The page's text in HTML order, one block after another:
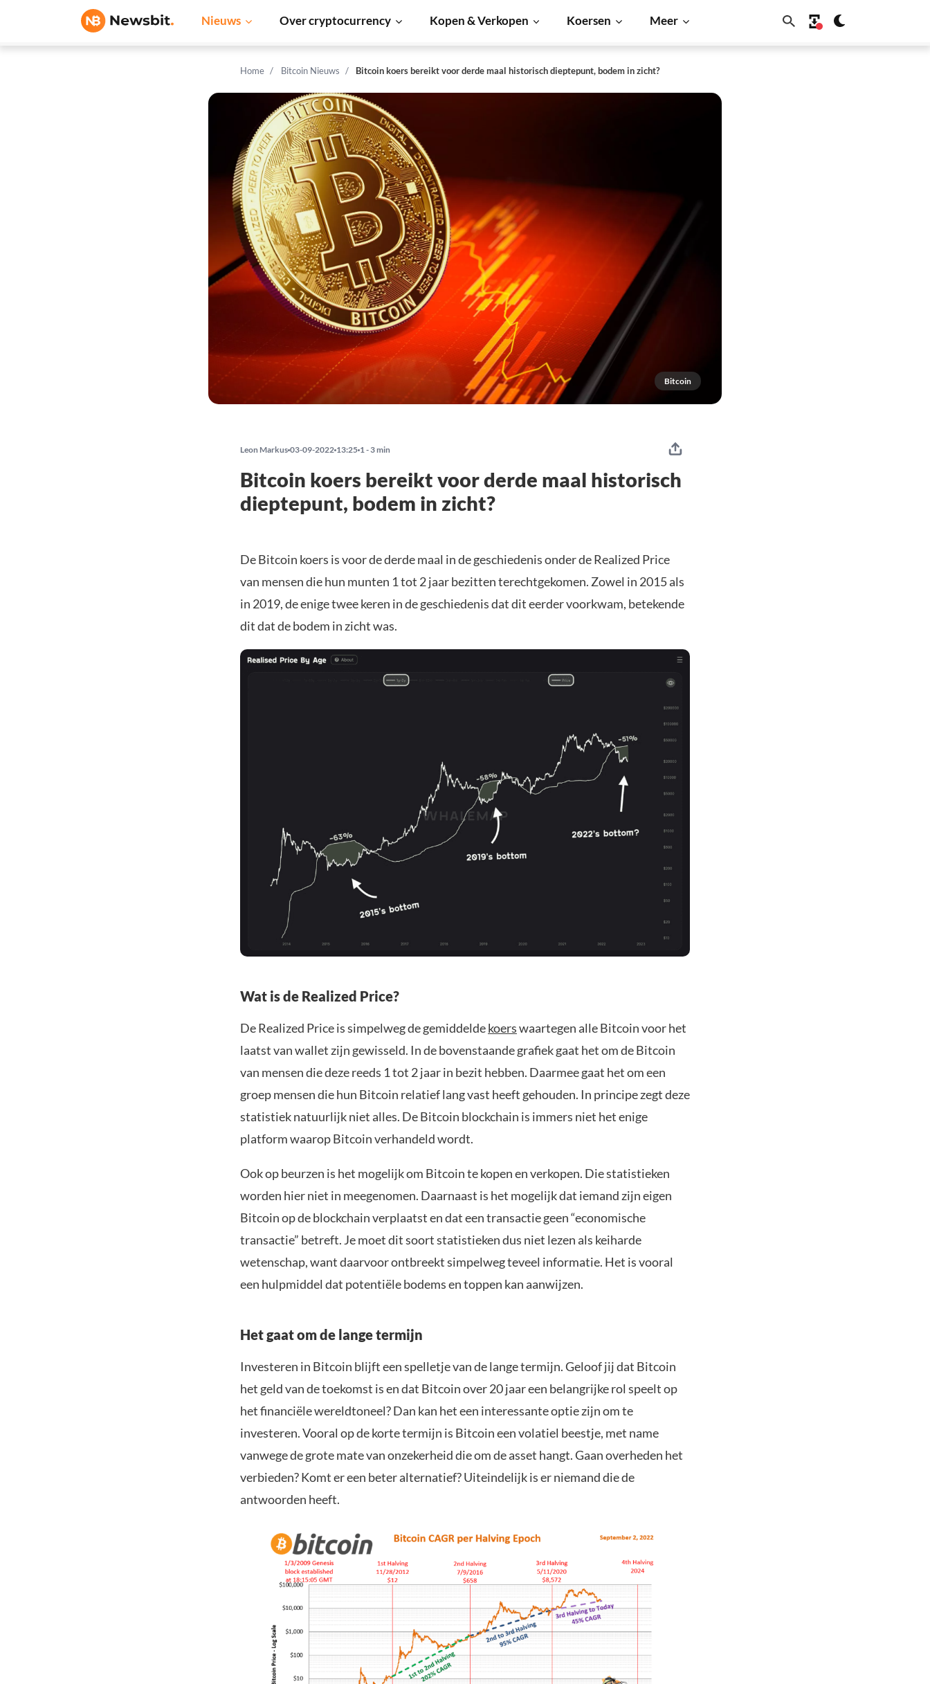
Nieuws Over cryptocurrency Kopen & Verkopen Koersen Meer
Home Bitcoin Nieuws Bitcoin koers bereikt voor derde maal historisch dieptepunt, bodem in zicht?
Bitcoin
Leon Markus 03-09-2022 13:25 1 - 3 min
Bitcoin koers bereikt voor derde maal historisch
dieptepunt, bodem in zicht?
De Bitcoin koers is voor de derde maal in de geschiedenis onder de Realized Price
van mensen die hun munten 1 tot 2 jaar bezitten terechtgekomen. Zowel in 2015 als
in 2019, de enige twee keren in de geschiedenis dat dit eerder voorkwam, betekende
dit dat de bodem in zicht was.
Wat is de Realized Price?
De Realized Price is simpelweg de gemiddeldekoerswaartegen alle Bitcoin voor het
laatst van wallet zijn gewisseld. In de bovenstaande grafiek gaat het om de Bitcoin
van mensen die deze reeds 1 tot 2 jaar in bezit hebben. Daarmee gaat het om een
groep mensen die hun Bitcoin relatief lang vast heeft gehouden. In principe zegt deze
statistiek natuurlijk niet alles. De Bitcoin blockchain is immers niet het enige
platform waarop Bitcoin verhandeld wordt.
Ook op beurzen is het mogelijk om Bitcoin te kopen en verkopen. Die statistieken
worden hier niet in meegenomen. Daarnaast is het mogelijk dat iemand zijn eigen
Bitcoin op de blockchain verplaatst en dat een transactie geen “economische
transactie” betreft. Je moet dit soort statistieken dus niet lezen als keiharde
wetenschap, want daarvoor ontbreekt simpelweg teveel informatie. Het is vooral
een hulpmiddel dat potentiële bodems en toppen kan aanwijzen.
Het gaat om de lange termijn
Investeren in Bitcoin blijft een spelletje van de lange termijn. Geloof jij dat Bitcoin
het geld van de toekomst is en dat Bitcoin over 20 jaar een belangrijke rol speelt op
het financiële wereldtoneel? Dan kan het een interessante optie zijn om te
investeren. Vooral op de korte termijn is Bitcoin een volatiel beestje, met name
vanwege de grote mate van onzekerheid die om de asset hangt. Gaan overheden het
verbieden? Komt er een beter alternatief? Uiteindelijk is er niemand die de
antwoorden heeft.